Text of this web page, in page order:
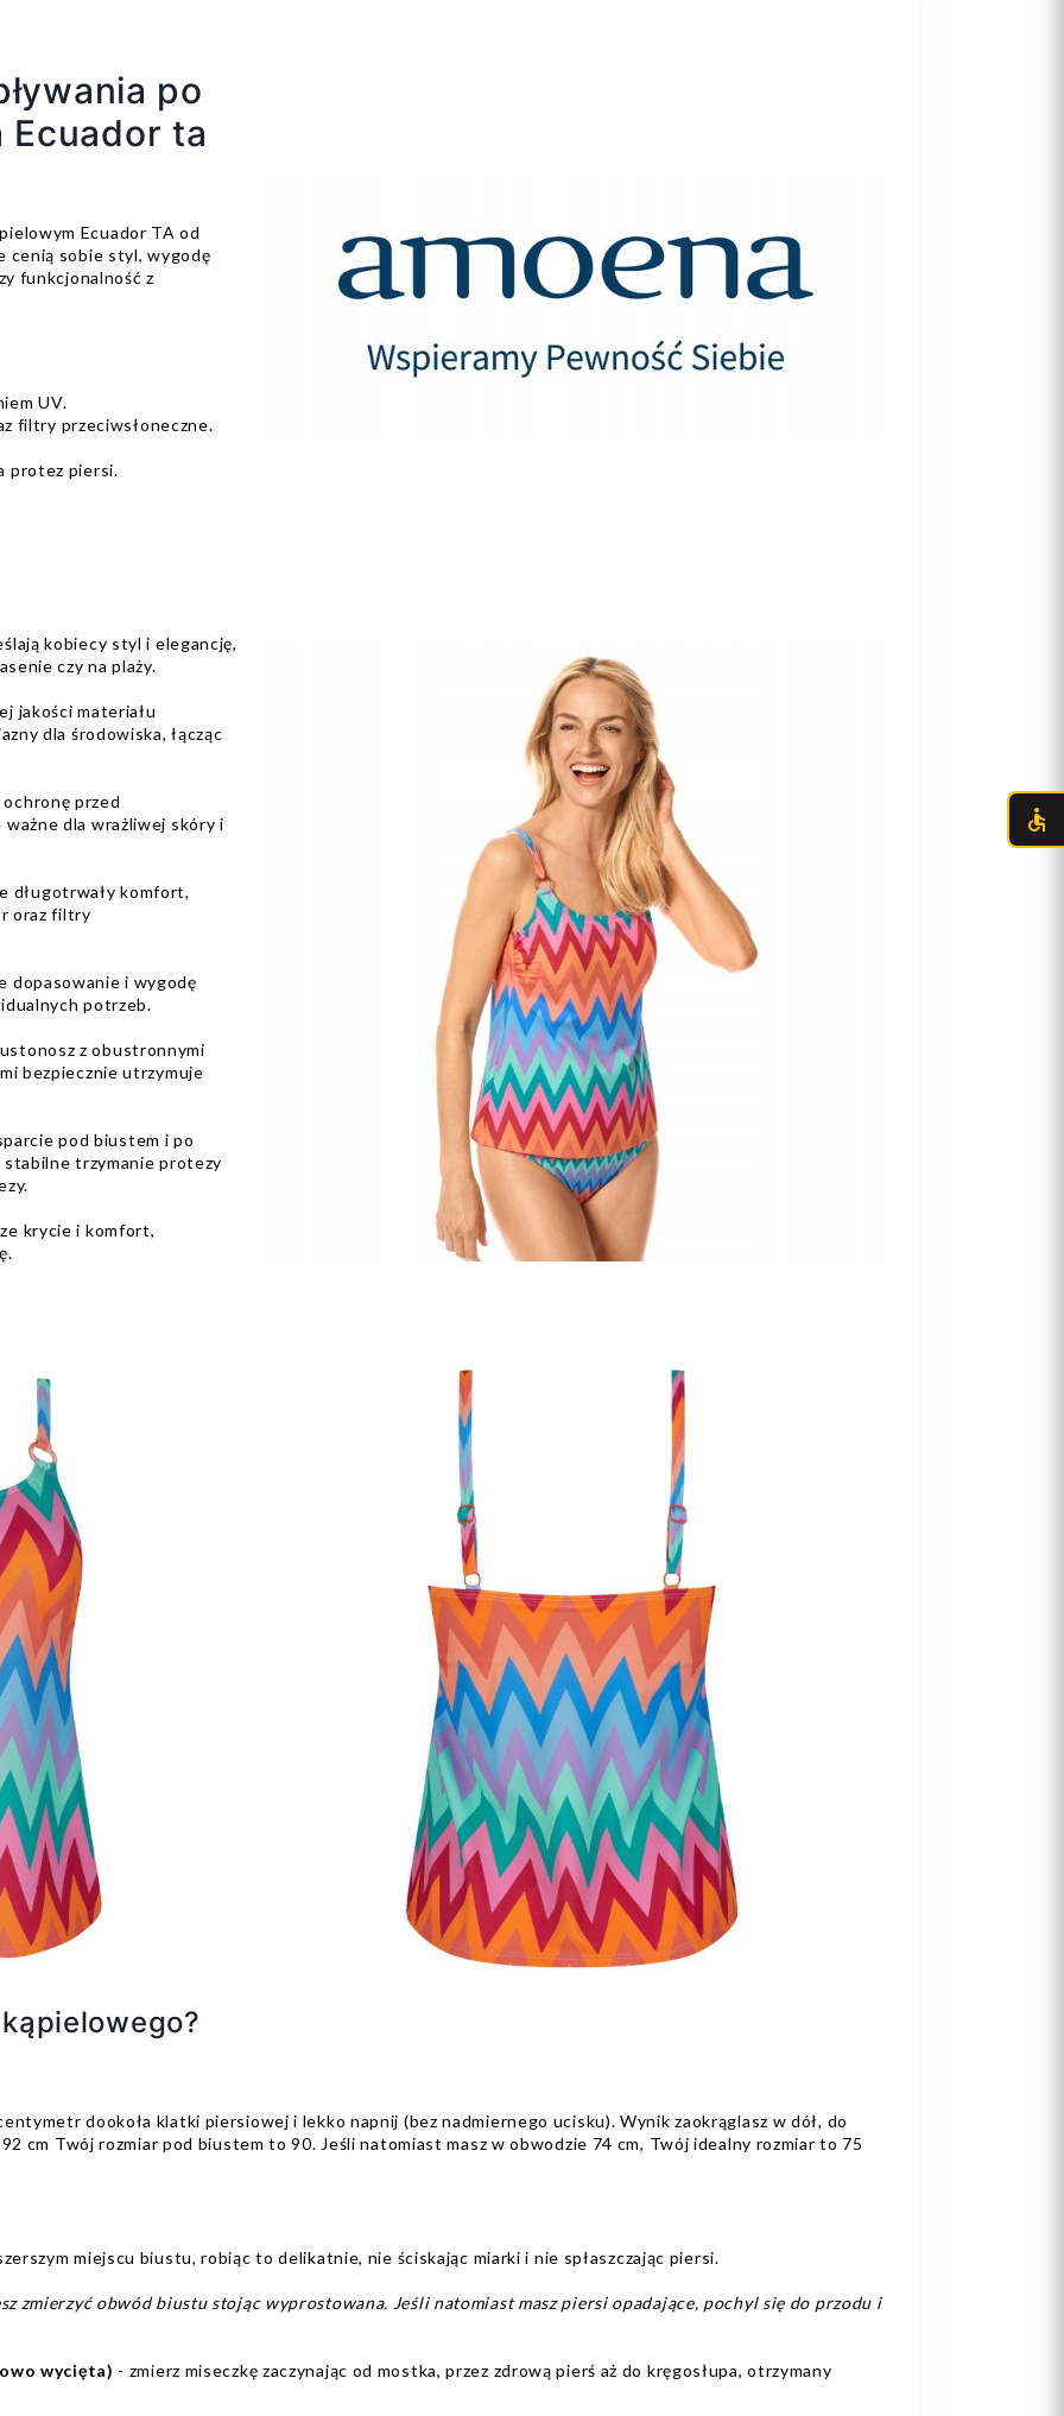
po
Ecuador ta
Ecuador TA od
cenią sobie styl, wygodę
funkcjonalność z
UV.
filtry przeciwsłoneczne.
protez piersi.
kobiecy styl i elegancję,
czy na plaży.
jakości materiału
dla środowiska, łącząc
przed
dla wrażliwej skóry i
długotrwały komfort,
oraz filtry
dopasowanie i wygodę
potrzeb.
z obustronnymi
bezpiecznie utrzymuje
pod biustem i po
trzymanie protezy
krycie i komfort,
dookoła klatki piersiowej i lekko napnij (bez nadmiernego ucisku). Wynik zaokrąglasz w dół, do
cm Twój rozmiar pod biustem to 90. Jeśli natomiast masz w obwodzie 74 cm, Twój idealny rozmiar to 75
miejscu biustu, robiąc to delikatnie, nie ściskając miarki i nie spłaszczając piersi.
zmierzyć obwód biustu stojąc wyprostowana. Jeśli natomiast masz piersi opadające, pochyl się do przodu i
wycięta) - zmierz miseczkę zaczynając od mostka, przez zdrową pierś aż do kręgosłupa, otrzymany